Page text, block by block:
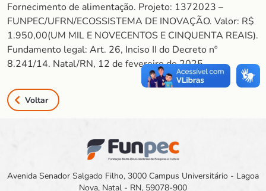
Fornecimento de alimentação. Projeto: 1372023 –
FUNPEC/UFRN/ECOSSISTEMA DE INOVAÇÃO. Valor: R$
1.950,00(UM MIL E NOVECENTOS E CINQUENTA REAIS).
Fundamento legal: Art. 26, Inciso II do Decreto nº
8.241/14. Natal/RN, 12 de fevereiro de 2025.
Voltar
Avenida Senador Salgado Filho, 3000 Campus Universitário - Lagoa
Nova, Natal - RN, 59078-900